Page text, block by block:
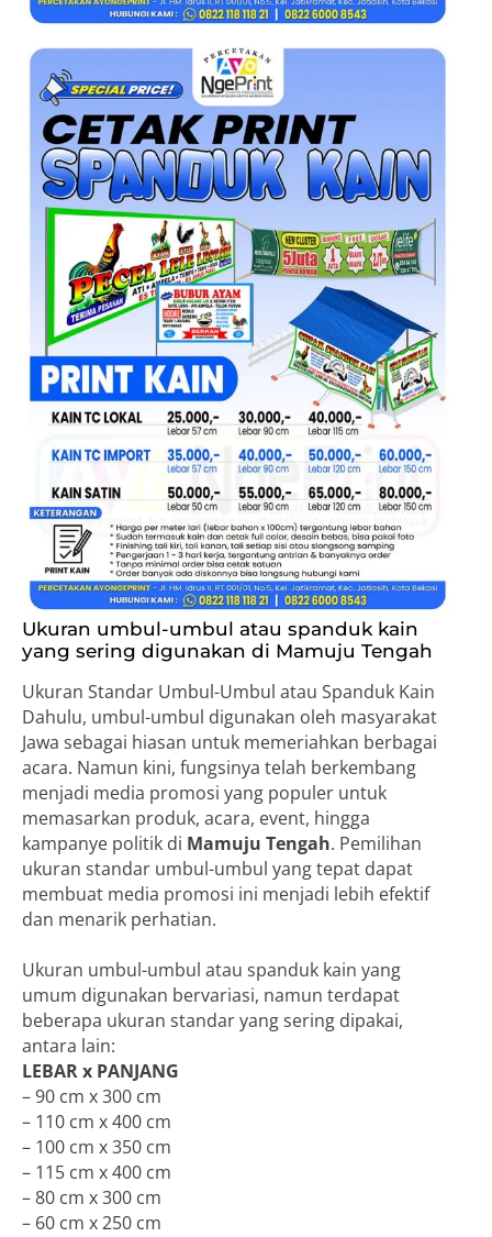
Ukuran umbul-umbul atau spanduk kain
yang sering digunakan di Mamuju Tengah
Ukuran Standar Umbul-Umbul atau Spanduk Kain
Dahulu, umbul-umbul digunakan oleh masyarakat
Jawa sebagai hiasan untuk memeriahkan berbagai
acara. Namun kini, fungsinya telah berkembang
menjadi media promosi yang populer untuk
memasarkan produk, acara, event, hingga
kampanye politik di Mamuju Tengah. Pemilihan
ukuran standar umbul-umbul yang tepat dapat
membuat media promosi ini menjadi lebih efektif
dan menarik perhatian.
Ukuran umbul-umbul atau spanduk kain yang
umum digunakan bervariasi, namun terdapat
beberapa ukuran standar yang sering dipakai,
antara lain:
LEBAR x PANJANG
– 90 cm x 300 cm
– 110 cm x 400 cm
– 100 cm x 350 cm
– 115 cm x 400 cm
– 80 cm x 300 cm
– 60 cm x 250 cm